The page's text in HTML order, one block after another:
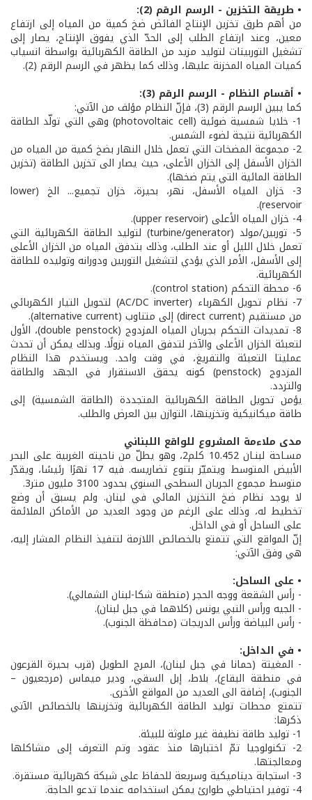
• طريقة التخزين - الرسم الرقم (2):
من أهم طرق تخزين الإنتاج الفائض ضخ كمية من المياه إلى ارتفاع
معين، وعند ارتفاع الطلب إلى الحدّ الذي يفوق الإنتاج، يصار إلى
تشغيل التوربينات لتوليد مزيد من الطاقة الكهربائية بواسطة انسياب
كميات المياه المخزنة عليها، وذلك كما يظهر في الرسم الرقم (2).
• أقسام النظام - الرسم الرقم (3):
كما يبين الرسم الرقم (3)، فإنّ النظام مؤلف من الآتي:
1- خلايا شمسية ضوئية (photovoltaic cell) وهي التي تولّد الطاقة
الكهربائية نتيجة لضوء الشمس.
2- مجموعة المضخات التي تعمل خلال النهار بضخ كمية من المياه من
الخزان الأسفل إلى الخزان الأعلى، حيث يصار الى تخزين الطاقة (تخزين
الطاقة المائية التي يتم ضخها).
3- خزان المياه الأسفل، نهر، بحيرة، خزان تجميع... الخ (lower
reservoir).
4- خزان المياه الأعلى (upper reservoir).
5- توربين/مولد (turbine/generator) لتوليد الطاقة الكهربائية التي
تعمل خلال الليل أو عند الطلب، وذلك بتدفق المياه من الخزان الأعلى
إلى الأسفل، الأمر الذي يؤدي لتشغيل التوربين ودورانه وتوليده للطاقة
الكهربائية.
6- محطة التحكم (control station).
7- نظام تحويل الكهرباء (AC/DC inverter) لتحويل التيار الكهربائي
من مستقيم (direct current) إلى متناوب (alternative current).
8- تمديدات التحكم بجريان المياه المزدوج (double penstock)، الأول
لتعبئة الخزان الأعلى والآخر لتدفق المياه نزولًا. وبذلك يمكن أن تحدث
عمليتا التعبئة والتفريغ، في وقت واحد. ويستخدم هذا النظام
المزدوج (penstock) كونه يحقق الاستقرار في الجهد والطاقة
والتردد.
يؤمن تحويل الطاقة الكهربائية المتجددة (الطاقة الشمسية) إلى
طاقة ميكانيكية وتخزينها، التوازن بين العرض والطلب.
مدى ملاءمة المشروع للواقع اللبناني
مسـاحة لبنـان 10.452 كلم2، وهو يطلّ من ناحيته الغربية على البحر
الأبيض المتوسط ويتميّز بتنوع تضاريسه. فيه 17 نهرًا رئيسًا، ويقدّر
متوسط مجموع الجريان السطحي السنوي بحدود 3100 مليون متر3.
لا يوجد نظام ضخ التخزين المائي في لبنان. ولم يسبق أن وضع
تخطيط له، وذلك على الرغم من وجود العديد من الأماكن الملائمة
على الساحل أو في الداخل.
إنّ المواقع التي تتمتع بالخصائص اللازمة لتنفيذ النظام المشار إليه،
هي وفق الآتي:
• على الساحل:
- رأس الشقعة ووجه الحجر (منطقة شكا-لبنان الشمالي).
- الجيه ورأس النبي يونس (كلاهما في جبل لبنان).
- رأس البياضة ورأس الدريجات (محافظة الجنوب).
• في الداخل:
- المغيتة (حمانا في جبل لبنان)، المرج الطويل (قرب بحيرة القرعون
في منطقة البقاع)، بلاط، إبل السقي، ودير ميماس (مرجعيون –
الجنوب)، إضافة الى العديد من المواقع الأخرى.
تتمتع محطات توليد الطاقة الكهربائية وتخزينها بالخصائص الآتي
ذكرها:
1- توليد طاقة نظيفة غير ملوثة للبيئة.
2- تكنولوجيا تمّ اختبارها منذ عقود وتم التعرف إلى مشاكلها
ومعالجتها.
3- استجابة ديناميكية وسريعة للحفاظ على شبكة كهربائية مستقرة.
4- توفير احتياطي طوارئ يمكن استخدامه عندما تدعو الحاجة.